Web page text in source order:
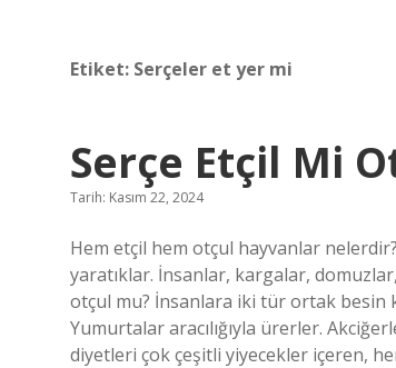
Etiket: Serçeler et yer mi
Serçe Etçil Mi
Tarih: Kasım 22, 2024
Hem etçil hem otçul hayvanlar
yaratıklar. İnsanlar, kargalar,
otçul mu? İnsanlara iki tür ortak besin
Yumurtalar aracılığıyla ürerler.
diyetleri çok çeşitli yiyecekler içeren,